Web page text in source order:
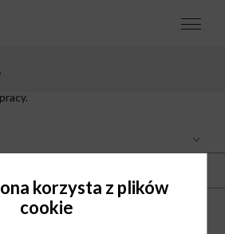
korzysta z plików
cookie